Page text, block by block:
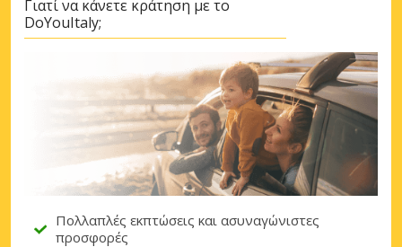
Γιατί να κάνετε κράτηση με το
DoYouItaly;
Πολλαπλές εκπτώσεις και ασυναγώνιστες
προσφορές